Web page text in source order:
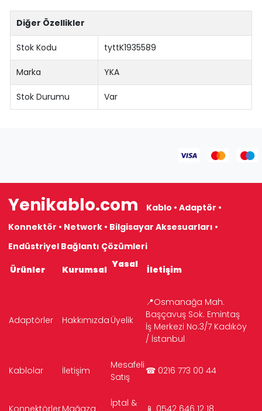
Diğer Özellikler
Stok Kodu tyttK1935589
Marka YKA
Stok Durumu Var
Yenikablo.com
Kablo • Adaptör •
Konnektör • Network • Bilgisayar Aksesuarları •
Endüstriyel Bağlantı Çözümleri
Ürünler
Kurumsal Yasal İletişim
Adaptörler Hakkımızda Üyelik
📍Osmanağa Mah.
Başçavuş Sok. Emintaş
İş Merkezi No:3/7 Kadıköy
/ İstanbul
Kablolar İletişim
Mesafeli
Satış
☎ 0216 773 00 44
KonnektörlerMağaza
İptal &
📱 0542 646 12 18